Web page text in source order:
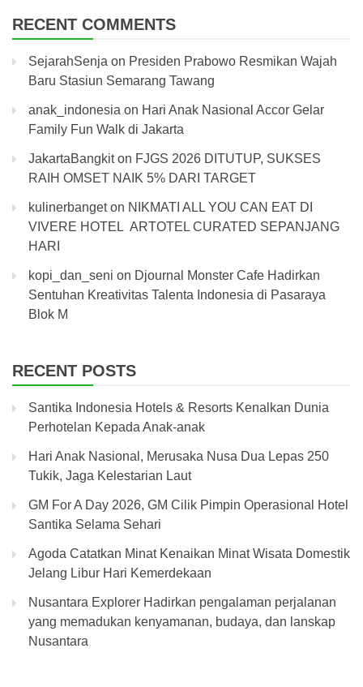
RECENT COMMENTS
SejarahSenja on Presiden Prabowo Resmikan Wajah
Baru Stasiun Semarang Tawang
anak_indonesia on Hari Anak Nasional Accor Gelar
Family Fun Walk di Jakarta
JakartaBangkiton FJGS 2026 DITUTUP, SUKSES
RAIH OMSET NAIK 5% DARI TARGET
kulinerbangeton NIKMATI ALL YOU CAN EAT DI
VIVERE HOTEL ARTOTEL CURATED SEPANJANG
HARI
kopi_dan_seni on Djournal Monster Cafe Hadirkan
Sentuhan Kreativitas Talenta Indonesia di Pasaraya
Blok M
RECENT POSTS
Santika Indonesia Hotels & Resorts Kenalkan Dunia
Perhotelan Kepada Anak-anak
Hari Anak Nasional, Merusaka Nusa Dua Lepas 250
Tukik, Jaga Kelestarian Laut
GM For A Day 2026, GM Cilik Pimpin Operasional Hotel
Santika Selama Sehari
Agoda Catatkan Minat Kenaikan Minat Wisata Domestik
Jelang Libur Hari Kemerdekaan
Nusantara Explorer Hadirkan pengalaman perjalanan
yang memadukan kenyamanan, budaya, dan lanskap
Nusantara